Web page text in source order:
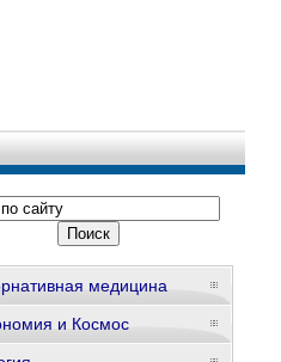
медицина
и Космос